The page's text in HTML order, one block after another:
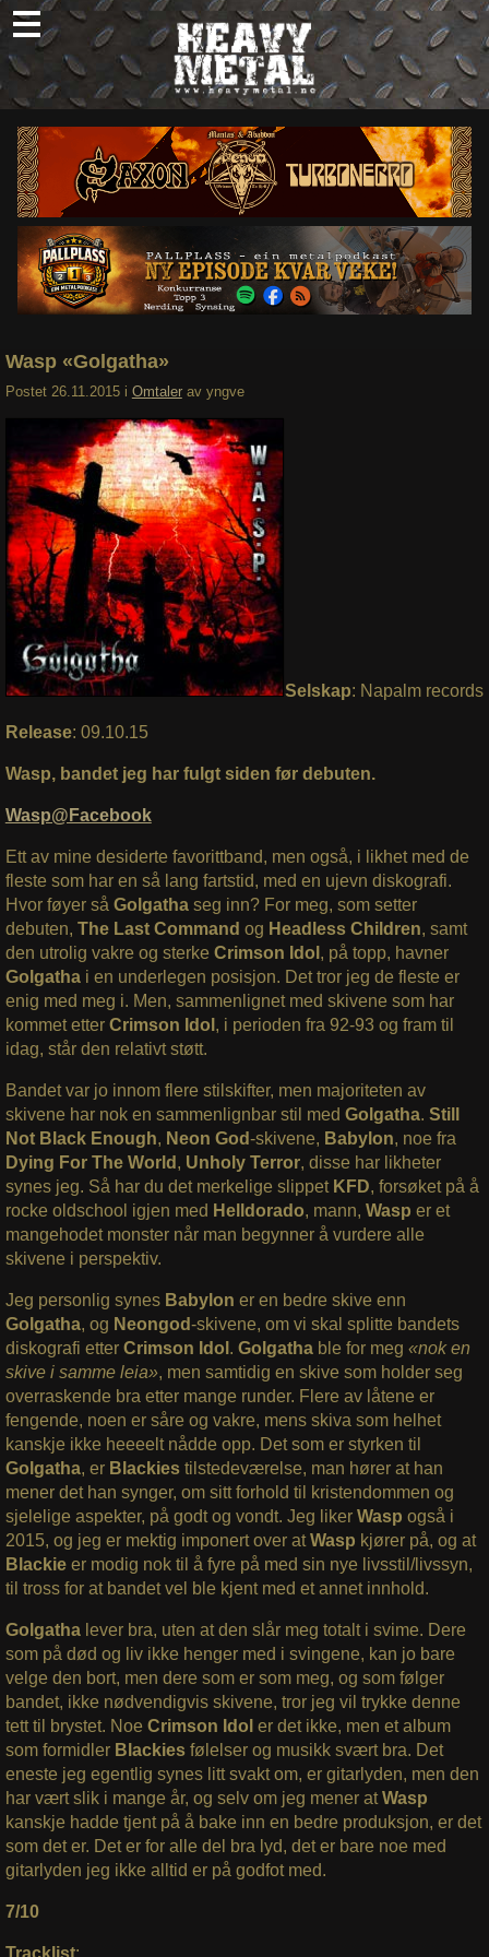
Skip
to
content
Nyheter
Omtaler
Intervjuer
Om oss
Abonner
Søk
Wasp «Golgatha»
Postet 26.11.2015 i Omtaler av yngve
Selskap: Napalm records
Release: 09.10.15
Wasp, bandet jeg har fulgt siden før debuten.
Wasp@Facebook
Ett av mine desiderte favorittband, men også, i likhet med de
fleste som har en så lang fartstid, med en ujevn diskografi.
Hvor føyer så Golgatha seg inn? For meg, som setter
debuten, The Last Command og Headless Children, samt
den utrolig vakre og sterke Crimson Idol , på topp, havner
Golgatha i en underlegen posisjon. Det tror jeg de fleste er
enig med meg i. Men, sammenlignet med skivene som har
kommet etter Crimson Idol , i perioden fra 92-93 og fram til
idag, står den relativt støtt.
Bandet var jo innom flere stilskifter, men majoriteten av
skivene har nok en sammenlignbar stil med Golgatha. Still
Not Black Enough, Neon God-skivene, Babylon, noe fra
Dying For The World , Unholy Terror, disse har likheter
synes jeg. Så har du det merkelige slippet KFD, forsøket på å
rocke oldschool igjen med Helldorado, mann, Wasp er et
mangehodet monster når man begynner å vurdere alle
skivene i perspektiv.
Jeg personlig synes Babylon er en bedre skive enn
Golgatha, og Neongod-skivene, om vi skal splitte bandets
diskografi etter Crimson Idol . Golgatha ble for meg «nok en
skive i samme leia», men samtidig en skive som holder seg
overraskende bra etter mange runder. Flere av låtene er
fengende, noen er såre og vakre, mens skiva som helhet
kanskje ikke heeeelt nådde opp. Det som er styrken til
Golgatha, er Blackiestilstedeværelse, man hører at han
mener det han synger, om sitt forhold til kristendommen og
sjelelige aspekter, på godt og vondt. Jeg liker Wasp også i
2015, og jeg er mektig imponert over atWasp kjører på, og at
Blackie er modig nok til å fyre på med sin nye livsstil/livssyn,
til tross for at bandet vel ble kjent med et annet innhold.
Golgathalever bra, uten at den slår meg totalt i svime. Dere
som på død og liv ikke henger med i svingene, kan jo bare
velge den bort, men dere som er som meg, og som følger
bandet, ikke nødvendigvis skivene, tror jeg vil trykke denne
tett til brystet. Noe Crimson Idol er det ikke, men et album
som formidler Blackies følelser og musikk svært bra. Det
eneste jeg egentlig synes litt svakt om, er gitarlyden, men den
har vært slik i mange år, og selv om jeg mener atWasp
kanskje hadde tjent på å bake inn en bedre produksjon, er det
som det er. Det er for alle del bra lyd, det er bare noe med
gitarlyden jeg ikke alltid er på godfot med.
7/10
Tracklist: